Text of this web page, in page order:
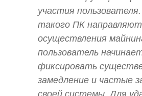
участия
такого ПК
осуществления
пользователь
фиксировать
замедление и частые